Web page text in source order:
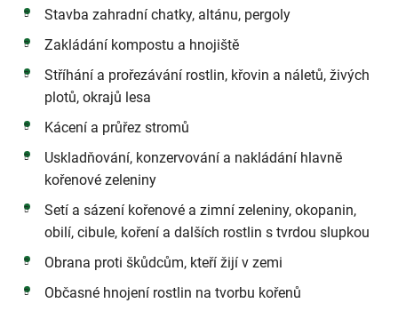
Stavba zahradní chatky, altánu, pergoly
Zakládání kompostu a hnojiště
Stříhání a prořezávání rostlin, křovin a náletů, živých
plotů, okrajů lesa
Kácení a průřez stromů
Uskladňování, konzervování a nakládání hlavně
kořenové zeleniny
Setí a sázení kořenové a zimní zeleniny, okopanin,
obilí, cibule, koření a dalších rostlin s tvrdou slupkou
Obrana proti škůdcům, kteří žijí v zemi
Občasné hnojení rostlin na tvorbu kořenů